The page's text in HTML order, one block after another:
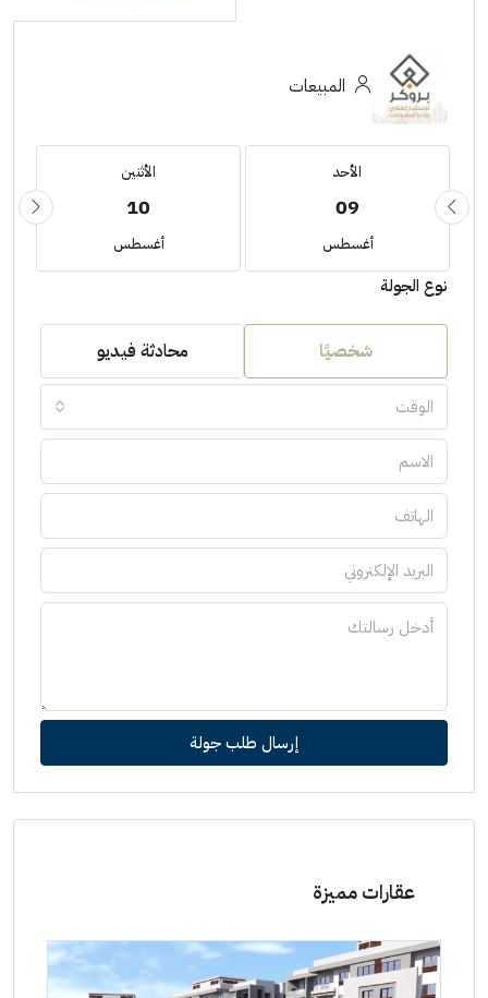
المبيعات
الأحد
09
أغسطس
الأثنين
10
أغسطس
نوع الجولة
شخصيًا محادثة فيديو
الوقت
إرسال طلب جولة
عقارات مميزة